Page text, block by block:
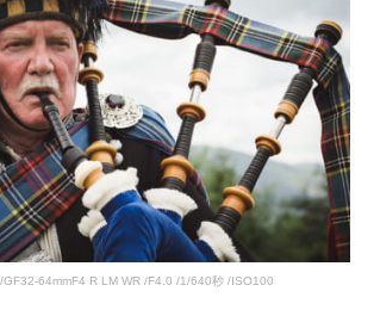
64mmF4 R LM WR /F4.0 /1/640秒 /ISO100